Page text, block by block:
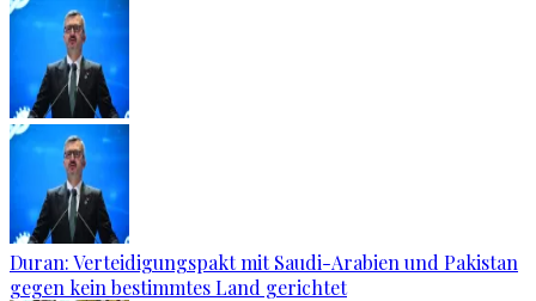
Duran: Verteidigungspakt mit Saudi-Arabien und Pakistan
gegen kein bestimmtes Land gerichtet